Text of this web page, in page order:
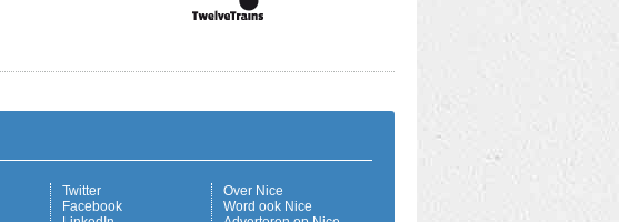
Over Nice
Word ook Nice
Twitter
Facebook